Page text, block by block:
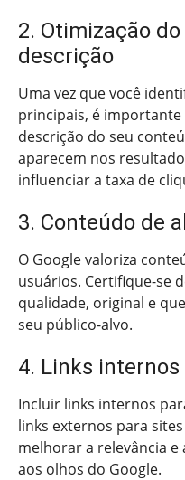
2. Otimização
descrição
Uma vez que você
principais, é
descrição do seu
aparecem nos
influenciar a taxa de
3. Conteúdo de
O Google valoriza
usuários. Certifique-se
qualidade, original e
seu público-alvo.
4. Links
Incluir links internos
links externos para
melhorar a relevância
aos olhos do Google.